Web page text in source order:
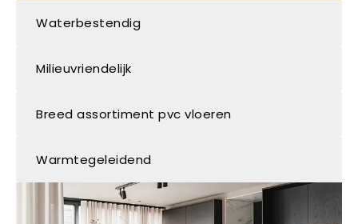
Waterbestendig
Milieuvriendelijk
Breed assortiment pvc vloeren
Warmtegeleidend